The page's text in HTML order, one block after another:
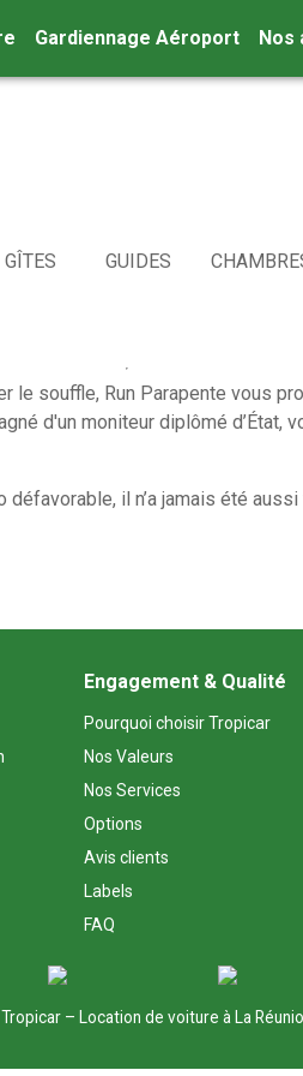
Gardiennage Aéroport Nos
GÎTES GUIDES
souffle, Run Parapente vous
d'un moniteur diplômé d’État,
il n’a jamais été
Engagement & Qualité
Pourquoi choisir Tropicar
Nos Valeurs
Nos Services
Options
Avis clients
Labels
FAQ
– Location de voiture à La